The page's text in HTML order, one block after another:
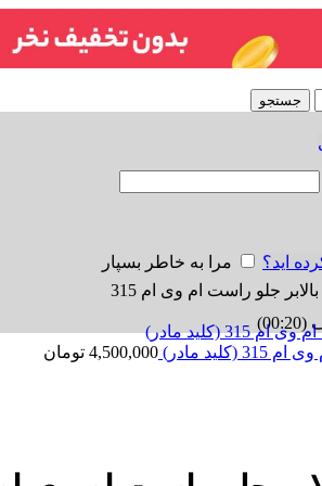
جستجو
اید؟ مرا به خاطر بسپار
(00:
20
)
جلو راست ام وی ام 315
مادر) 4,500,000 تومان